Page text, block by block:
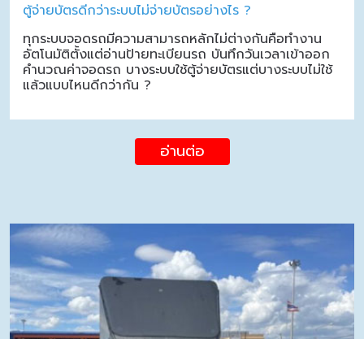
ตู้จ่ายบัตรดีกว่าระบบไม่จ่ายบัตรอย่างไร ?
ทุกระบบจอดรถมีความสามารถหลักไม่ต่างกันคือทำงาน
อัตโนมัติตั้งแต่อ่านป้ายทะเบียนรถ บันทึกวันเวลาเข้าออก
คำนวณค่าจอดรถ บางระบบใช้ตู้จ่ายบัตรแต่บางระบบไม่ใช้
แล้วแบบไหนดีกว่ากัน ?
อ่านต่อ